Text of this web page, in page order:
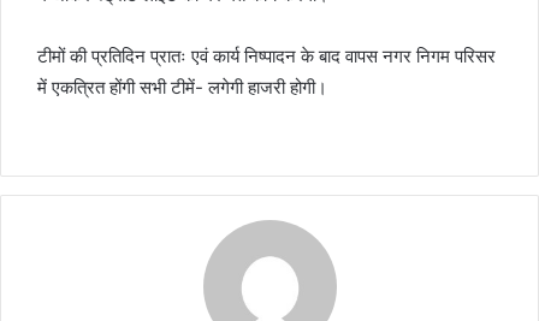
टीमों की प्रतिदिन प्रातः एवं कार्य निष्पादन के बाद वापस नगर निगम परिसर
में एकत्रित होंगी सभी टीमें- लगेगी हाजरी होगी।